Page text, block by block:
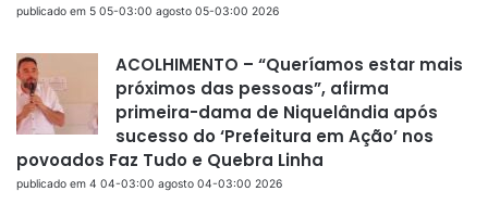
publicado em 5 05-03:00 agosto 05-03:00 2026
ACOLHIMENTO – “Queríamos estar mais
próximos das pessoas”, afirma
primeira-dama de Niquelândia após
sucesso do ‘Prefeitura em Ação’ nos
povoados Faz Tudo e Quebra Linha
publicado em 4 04-03:00 agosto 04-03:00 2026